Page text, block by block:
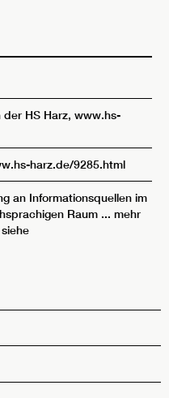
der HS Harz, www.hs-
harz.de/9285.html
an Informationsquellen im
Raum ... mehr